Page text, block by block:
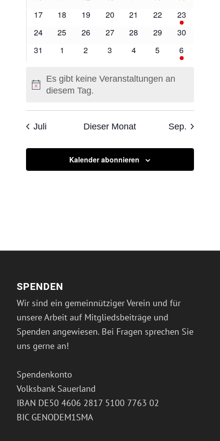
0
17
0
18
0
19
0
20
0
Veranstaltungen
21
0
Veranstaltungen
22
1
23
0
24
0
25
0
26
0
27
0
28
0
29
0
30
0
31
0
1
0
2
0
3
0
Veranstaltungen
4
0
Veranstaltungen
5
1
6
Hinweis
Es gibt keine Veranstaltungen an
diesem Tag.
Juli Dieser Monat Sep.
Kalender abonnieren
SPENDEN
Wir sind ein gemeinnütziger Verein und für
unsere Arbeit auf Mitgliedsbeiträge und
Spenden angewiesen. Bei Fragen sprechen Sie
uns gerne an!
Spendenkonto
Volksbank Sauerland
IBAN DE50 4606 2817 5100 7763 02
BIC GENODEM1SMA